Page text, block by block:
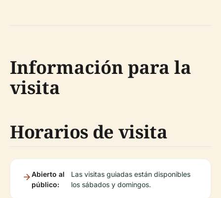
Información para la
visita
Horarios de visita
Abierto al
público:
Las visitas guiadas están disponibles
los sábados y domingos.